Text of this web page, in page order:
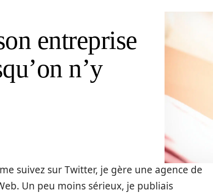
entreprise
n’y
suivez sur Twitter, je gère une agence de
Un peu moins sérieux, je publiais